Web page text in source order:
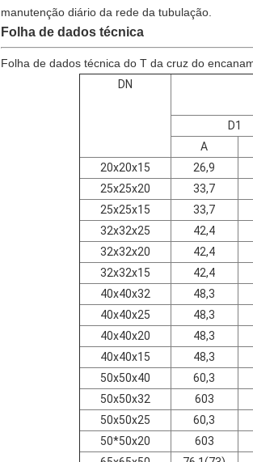
manutenção diário da rede da tubulação.
Folha de dados técnica
Folha de dados técnica do T da cruz do
DN
D1
A
20x20x15
26,9
25x25x20
33,7
25x25x15
33,7
32x32x25
42,4
32x32x20
42,4
32x32x15
42,4
40x40x32
48,3
40x40x25
48,3
40x40x20
48,3
40x40x15
48,3
50x50x40
60,3
50x50x32
603
50x50x25
60,3
50*50x20
603